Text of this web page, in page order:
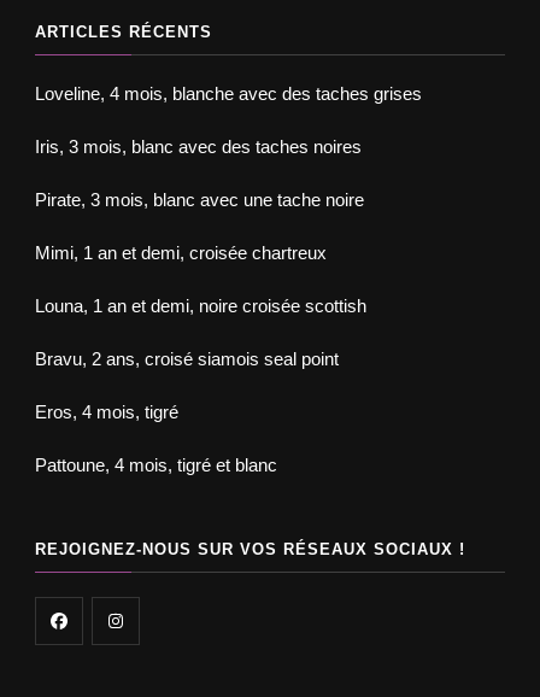
ARTICLES RÉCENTS
Loveline, 4 mois, blanche avec des taches grises
Iris, 3 mois, blanc avec des taches noires
Pirate, 3 mois, blanc avec une tache noire
Mimi, 1 an et demi, croisée chartreux
Louna, 1 an et demi, noire croisée scottish
Bravu, 2 ans, croisé siamois seal point
Eros, 4 mois, tigré
Pattoune, 4 mois, tigré et blanc
REJOIGNEZ-NOUS SUR VOS RÉSEAUX SOCIAUX !